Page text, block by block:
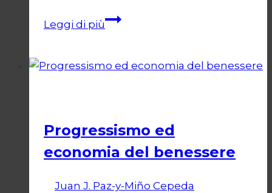
Leggi di piùLa
in
Progressismo ed
economia del benessere
Juan J. Paz-y-Miño Cepeda